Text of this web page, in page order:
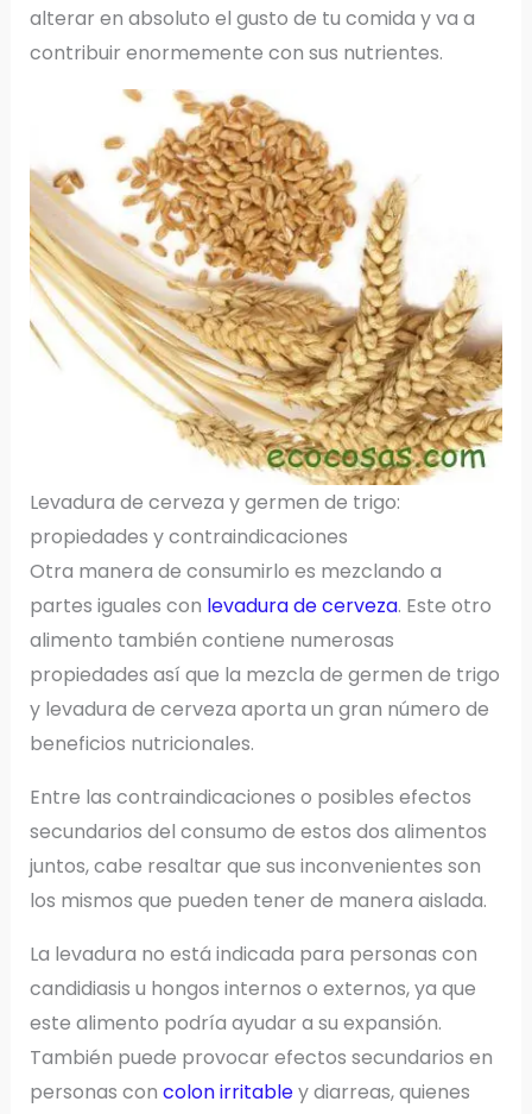
alterar en absoluto el gusto de tu comida y va a
contribuir enormemente con sus nutrientes.
Levadura de cerveza y germen de trigo:
propiedades y contraindicaciones
Otra manera de consumirlo es mezclando a
partes iguales con levadura de cerveza. Este otro
alimento también contiene numerosas
propiedades así que la mezcla de germen de trigo
y levadura de cerveza aporta un gran número de
beneficios nutricionales.
Entre las contraindicaciones o posibles efectos
secundarios del consumo de estos dos alimentos
juntos, cabe resaltar que sus inconvenientes son
los mismos que pueden tener de manera aislada.
La levadura no está indicada para personas con
candidiasis u hongos internos o externos, ya que
este alimento podría ayudar a su expansión.
También puede provocar efectos secundarios en
personas con colon irritabley diarreas, quienes